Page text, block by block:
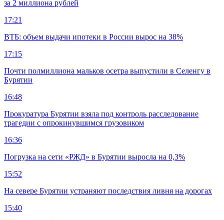
за 2 миллиона рублей
17:21
ВТБ: объем выдачи ипотеки в России вырос на 38%
17:15
Почти полмиллиона мальков осетра выпустили в Селенгу в
Бурятии
16:48
Прокуратура Бурятии взяла под контроль расследование
трагедии с опрокинувшимся грузовиком
16:36
Погрузка на сети «РЖД» в Бурятии выросла на 0,3%
15:52
На севере Бурятии устраняют последствия ливня на дорогах
15:40